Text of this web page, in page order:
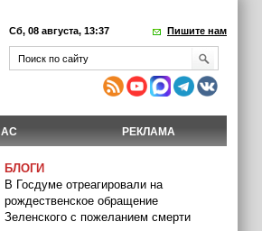
Сб, 08 августа, 13:37 Пишите нам
РЕКЛАМА
БЛОГИ
В Госдуме отреагировали на
рождественское обращение
Зеленского с пожеланием смерти